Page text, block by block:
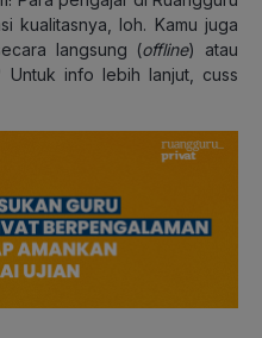
kualitasnya, loh. Kamu juga
langsung (offline) atau
Untuk info lebih lanjut, cuss